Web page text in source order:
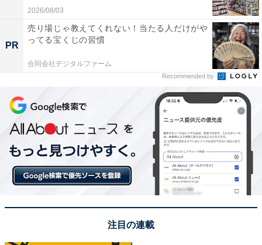
フリースや風を通しにくい素材で保温性が高い
甲部分のフリースもそうですが、風をほとんど通さない
素材なので保温性は高めです。筆者は朝のウォーキング
のときに使っていますが、気温が10度以下になっても手
中綿を使っているわけではないので、気温が極端に低い
2026/08/03
PR
売り場じゃ教えてくれない！当たる人だけがや
ってる宝くじの習慣
合同会社デジタルファーム
Recommended by
注目の連載